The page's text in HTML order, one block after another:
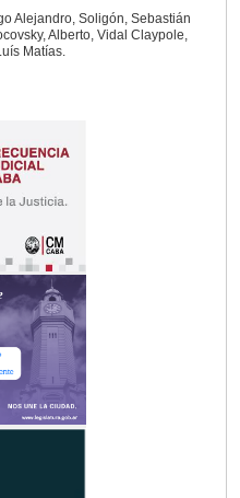
Alejandro, Soligón, Sebastián
Alberto, Vidal Claypole,
Matías.